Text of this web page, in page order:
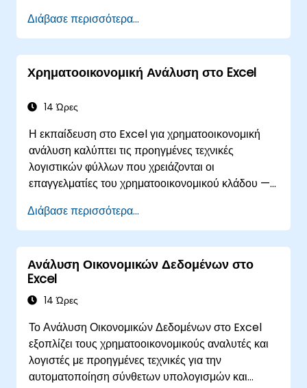
Διάβασε περισσότερα...
Χρηματοοικονομική Ανάλυση στο Excel
14 Ώρες
Η εκπαίδευση στο Excel για χρηματοοικονομική
ανάλυση καλύπτει τις προηγμένες τεχνικές
λογιστικών φύλλων που χρειάζονται οι
επαγγελματίες του χρηματοοικονομικού κλάδου —
και γραφήματα Pivot έως μορφοποίηση υπό
όρους, ροές εργασίας με εξωτερικά δεδομένα και
ανάλυση Χρεογράφων. Εμβαθύνει σε πρακτικές
προσεγγίσεις για την αξιολόγηση των εννοιών της
χρονικής αξίας του χρήματος, τον εντοπισμό
τάσεων της αγοράς, τη δημιουργία μοντέλων
αξιοποίηση της πλήρους εργαλειοθήκης ανάλυσης
του Excel για πολύπλοκους χρηματοοικονομικούς
υπολογισμούς και αναφορές.
Διάβασε περισσότερα...
Ανάλυση Οικονομικών Δεδομένων στο
Excel
14 Ώρες
Το Ανάλυση Οικονομικών Δεδομένων στο Excel
εξοπλίζει τους χρηματοοικονομικούς αναλυτές και
λογιστές με προηγμένες τεχνικές για την
αυτοματοποίηση σύνθετων υπολογισμών και